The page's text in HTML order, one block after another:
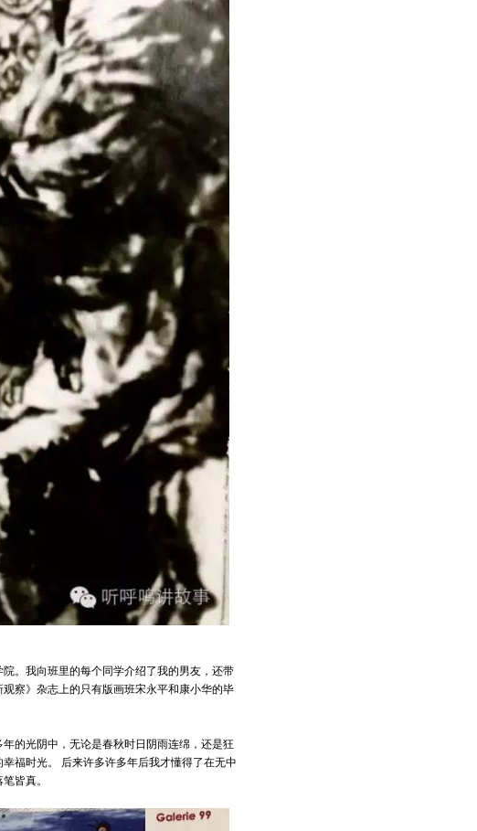
。我向班里的每个同学介绍了我的男友，还带
察》杂志上的只有版画班宋永平和康小华的毕
的光阴中，无论是春秋时日阴雨连绵，还是狂
福时光。 后来许多许多年后我才懂得了在无中
皆真。